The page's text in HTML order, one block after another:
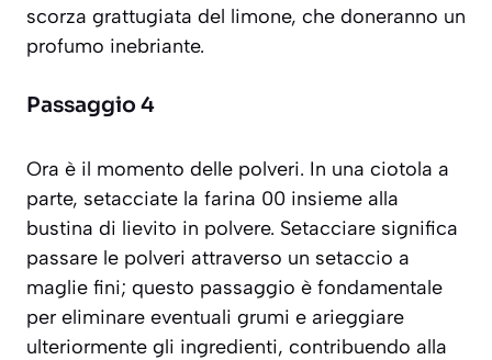
scorza grattugiata del limone, che doneranno un
profumo inebriante.
Passaggio 4
Ora è il momento delle polveri. In una ciotola a
parte, setacciate la farina 00 insieme alla
bustina di lievito in polvere. Setacciare significa
passare le polveri attraverso un setaccio a
maglie fini; questo passaggio è fondamentale
per eliminare eventuali grumi e arieggiare
ulteriormente gli ingredienti, contribuendo alla